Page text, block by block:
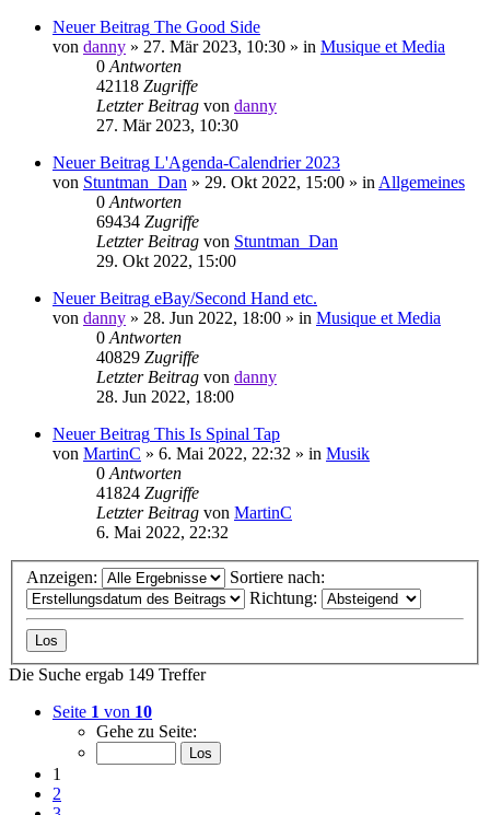
Neuer Beitrag The Good Side
von danny » 27. Mär 2023, 10:30 » in Musique et Media
0 Antworten
42118 Zugriffe
Letzter Beitrag von danny
27. Mär 2023, 10:30
Neuer Beitrag L'Agenda-Calendrier 2023
von Stuntman_Dan » 29. Okt 2022, 15:00 » in Allgemeines
0 Antworten
69434 Zugriffe
Letzter Beitrag von Stuntman_Dan
29. Okt 2022, 15:00
Neuer Beitrag eBay/Second Hand etc.
von danny » 28. Jun 2022, 18:00 » in Musique et Media
0 Antworten
40829 Zugriffe
Letzter Beitrag von danny
28. Jun 2022, 18:00
Neuer Beitrag This Is Spinal Tap
von MartinC » 6. Mai 2022, 22:32 » in Musik
0 Antworten
41824 Zugriffe
Letzter Beitrag von MartinC
6. Mai 2022, 22:32
Anzeigen:
Sortiere nach:
Richtung:
Die Suche ergab 149 Treffer
Seite 1 von 10
Gehe zu Seite:
1
2